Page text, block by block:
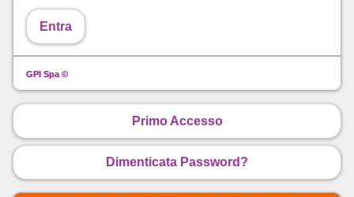
Entra
GPI Spa ©
Primo Accesso
Dimenticata Password?